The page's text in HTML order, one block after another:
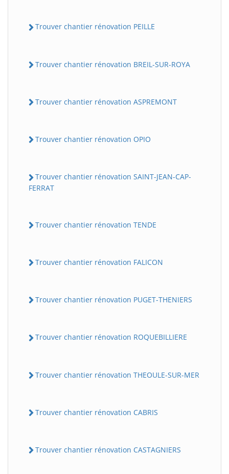
Trouver chantier rénovation PEILLE
Trouver chantier rénovation BREIL-SUR-ROYA
Trouver chantier rénovation ASPREMONT
Trouver chantier rénovation OPIO
Trouver chantier rénovation SAINT-JEAN-CAP-
FERRAT
Trouver chantier rénovation TENDE
Trouver chantier rénovation FALICON
Trouver chantier rénovation PUGET-THENIERS
Trouver chantier rénovation ROQUEBILLIERE
Trouver chantier rénovation THEOULE-SUR-MER
Trouver chantier rénovation CABRIS
Trouver chantier rénovation CASTAGNIERS